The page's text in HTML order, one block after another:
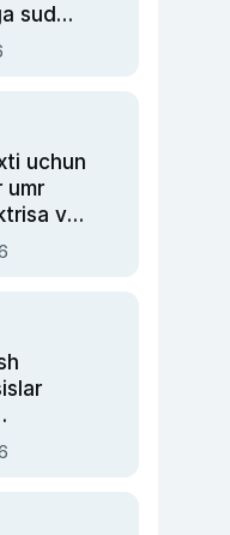
sud
uchun
umr
va